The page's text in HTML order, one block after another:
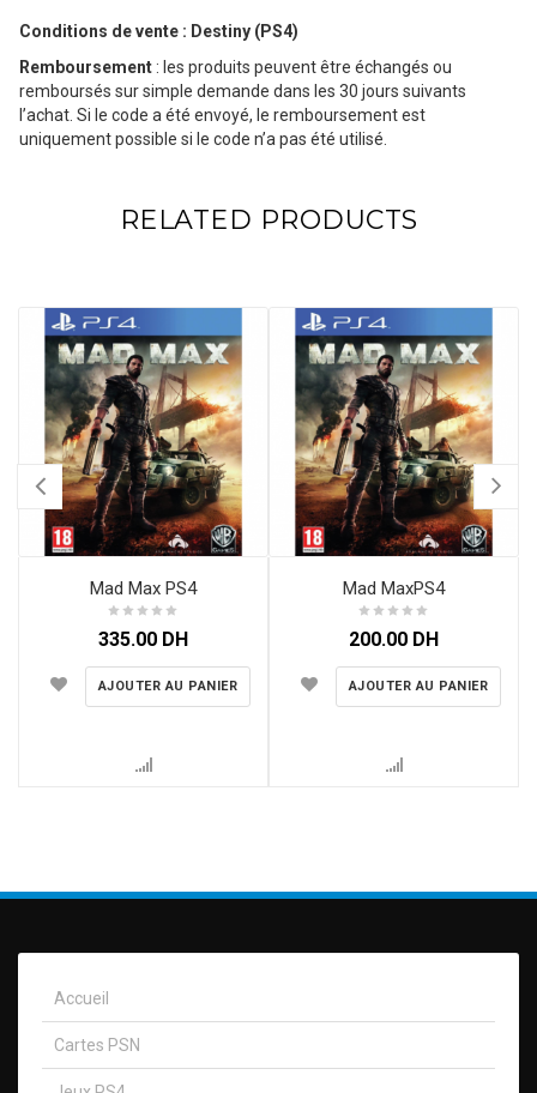
Conditions de vente : Destiny (PS4)
Remboursement : les produits peuvent être échangés ou
remboursés sur simple demande dans les 30 jours suivants
l’achat. Si le code a été envoyé, le remboursement est
uniquement possible si le code n’a pas été utilisé.
RELATED PRODUCTS
Mad Max PS4
335.00 DH
AJOUTER AU PANIER
Mad MaxPS4
200.00 DH
AJOUTER AU PANIER
Accueil
Cartes PSN